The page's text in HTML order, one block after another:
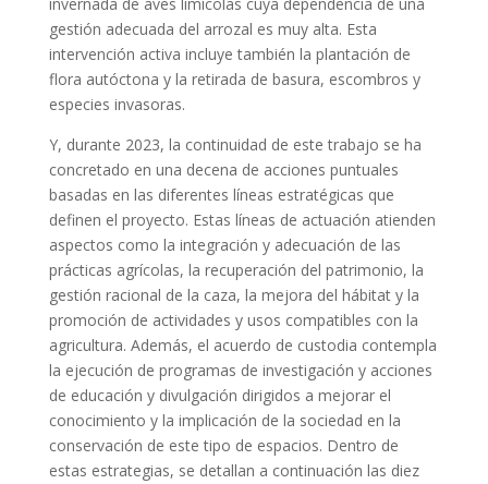
gestión adecuada del arrozal es muy alta. Esta
intervención activa incluye también la plantación de
flora autóctona y la retirada de basura, escombros y
especies invasoras.
Y, durante 2023, la continuidad de este trabajo se ha
concretado en una decena de acciones puntuales
basadas en las diferentes líneas estratégicas que
definen el proyecto. Estas líneas de actuación atienden
aspectos como la integración y adecuación de las
prácticas agrícolas, la recuperación del patrimonio, la
gestión racional de la caza, la mejora del hábitat y la
promoción de actividades y usos compatibles con la
agricultura. Además, el acuerdo de custodia contempla
la ejecución de programas de investigación y acciones
de educación y divulgación dirigidos a mejorar el
conocimiento y la implicación de la sociedad en la
conservación de este tipo de espacios. Dentro de
estas estrategias, se detallan a continuación las diez